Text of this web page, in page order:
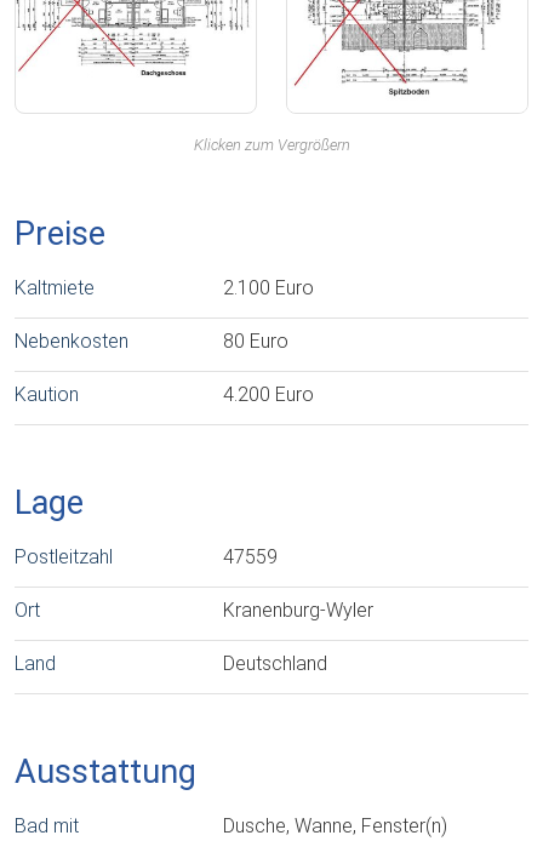
Klicken zum Vergrößern
Preise
Kaltmiete 2.100 Euro
Nebenkosten 80 Euro
Kaution 4.200 Euro
Lage
Postleitzahl 47559
Ort Kranenburg-Wyler
Land Deutschland
Ausstattung
Bad mit Dusche, Wanne, Fenster(n)